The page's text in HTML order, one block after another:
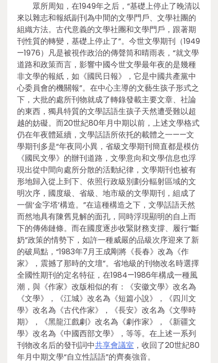
眾所周知，在1949年之后，“基礎上停止了晚清以
來以雜志和報紙副刊為中間的文學門戶、文學社團的
組織方法。古代意義的文學社團和文學門戶，跟著期
刊性質的轉變，基礎上停止了”。今世文學期刊（1949
—1976）凡是被視作政治的傳聲筒和晴雨表，“就文學
道路和政策而言，影響中國今世文學最年夜的是幾種
非文學的報紙，如《國民日報》，它是中國共產黨中
心委員會的機關報”。在中心主導的文藝生孩子形式之
下，大批的處所刊物就成了轉錄發載主要文章、社論
的東西，獨具特質的文學話語生孩子天然遭受難以超
越的妨礙。而20世紀80年月中期以前，上述文學格式
仍在年夜體延續，文學話語所依托的載體之一——文
學期刊多是“年夜同小異，省級文學期刊簡直都是模仿
《國民文學》的辦刊道路，文學意向和文學信息也浮
現出從中間向處所分散的活動紀律，文學期刊也被有
形地歸入從上到下、依照行政級別劃分輻射區域的文
明次序，國度級、省級、地市級的文學期刊，組成了
一個‘金字塔’構造。”在這種構造之下，文學話語天然
而然地具有陳舊見解的面孔，同時浮現顯明的自上而
下的傳佈鏈條。而在國度逐步收緊財務支撐、履行“斷
奶”政策的情勢下，如許一種威嚴的品級次序迎來了新
的破局點，“1983年7月王成剛將《長春》改為《作
家》，震撼了那時的文壇”。省地級的刊物改名時選擇
全國性期刊的定名特征，在1984—1986年構成一種風
潮，與《作家》改版相似的有：《安徽文學》改名為
《文學》，《江城》改名為《短篇小說》，《四川文
學》改名為《古代作家》，《長安》改名為《文學時
期》，《黑龍江戲劇》改名為《劇作家》，《新疆文
學》改名為《中國西部文學》，等等。在上述一系列
刊物改名后的發刊詞中共享會議室 ，收回了20世紀80
年月中期文學“自立性話語”的齊奏強音。